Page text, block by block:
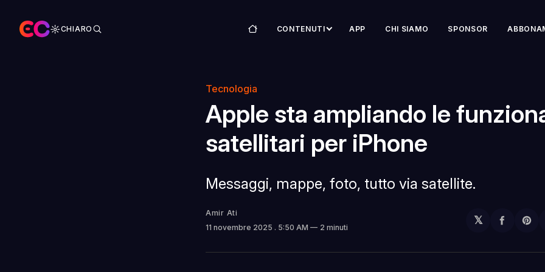
CHIARO CONTENUTI APP CHI SIAMO SPONSOR
Tecnologia
Apple sta ampliando le
satellitari per iPhone
Messaggi, mappe, foto, tutto via satellite.
Amir Ati
11 novembre 2025 . 5:50 AM 2 minuti
𝕏